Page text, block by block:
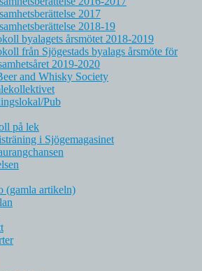
2017
2018-19
byalagets årsmötet 2018-2019
från Sjögestads byalags årsmöte för
2019-2020
and Whisky Society
Pub
på lek
i Sjögemagasinet
(gamla artikeln)